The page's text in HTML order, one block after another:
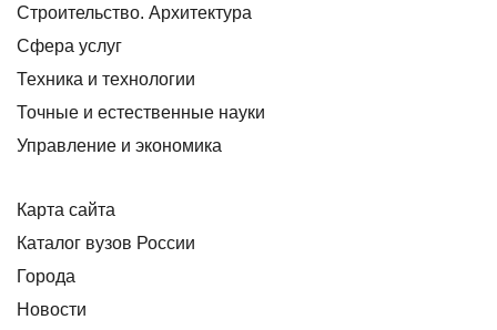
Строительство. Архитектура
Сфера услуг
Техника и технологии
Точные и естественные науки
Управление и экономика
Карта сайта
Каталог вузов России
Города
Новости